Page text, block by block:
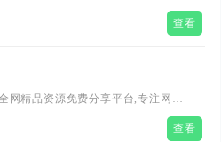
,善恶资源网,lol活动,qq技术的朋友
全网最大的qq资源网、让我们的q生
查看
网精品资源免费分享平台,专注网络
教程,网站源码,技术导航,绿色资源,
资源,游戏图文攻略资源等,了全网资
查看